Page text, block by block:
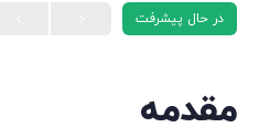
در حال پیشرفت
مقدمه